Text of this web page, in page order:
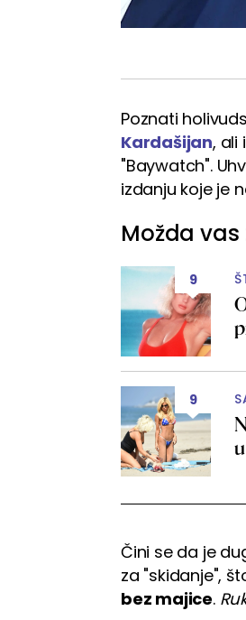
Poznati
Kardašijan, ali
"Baywatch".
izdanju koje je
Možda
9
9
Čini se da je
za "skidanje",
bez majice.